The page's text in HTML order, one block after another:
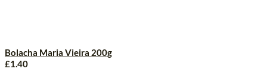
Bolacha Maria Vieira 200g
£1.40